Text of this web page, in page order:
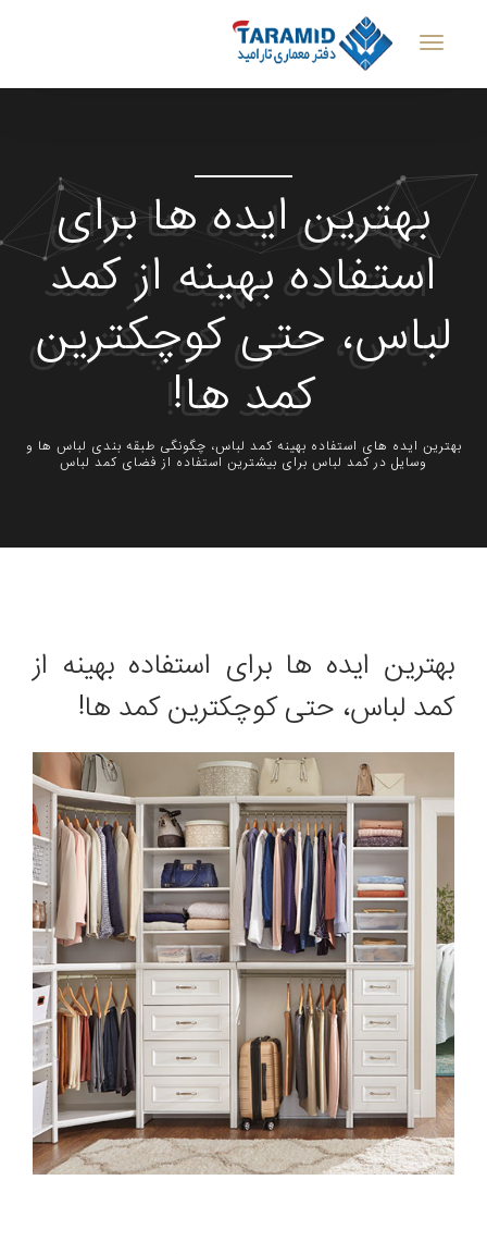
بهترین ایده ها برای
استفاده بهینه از کمد
لباس، حتی کوچکترین
کمد ها!
بهترین ایده های استفاده بهینه کمد لباس، چگونگی طبقه بندی لباس ها و
وسایل در کمد لباس برای بیشترین استفاده از فضای کمد لباس
بهترین ایده ها برای استفاده بهینه از
کمد لباس، حتی کوچکترین کمد ها!